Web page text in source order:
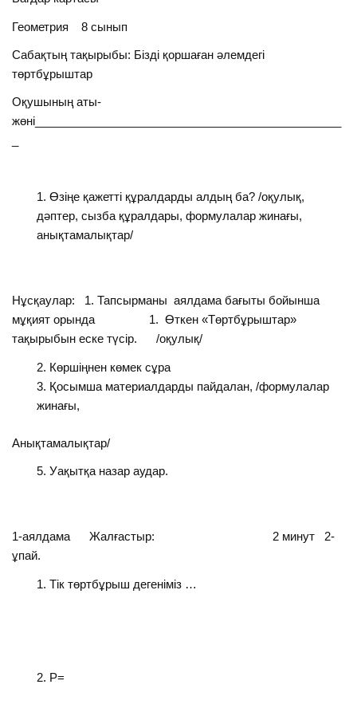
Геометрия 8 сынып
Сабақтың тақырыбы: Бізді қоршаған әлемдегі
төртбұрыштар
Оқушының аты-
жөні________________________________________________
Өзіңе қажетті құралдарды алдың ба? /оқулық,
дәптер, сызба құралдары, формулалар жинағы,
анықтамалықтар/
Нұсқаулар: 1. Тапсырманы аялдама бағыты бойынша
мұқият орында 1. Өткен «Төртбұрыштар»
тақырыбын еске түсір. /оқулық/
Көршіңнен көмек сұра
Қосымша материалдарды пайдалан, /формулалар
жинағы,
Анықтамалықтар/
Уақытқа назар аудар.
1-аялдама Жалғастыр: 2 минут 2-
ұпай.
Тік төртбұрыш дегеніміз …
Р=